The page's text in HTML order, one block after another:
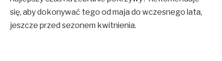
się, aby dokonywać tego od maja do wczesnego lata,
jeszcze przed sezonem kwitnienia.